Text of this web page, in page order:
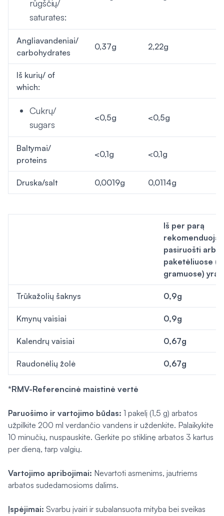
rūgščių/
saturates:
Angliavandeniai/
carbohydrates
0,37g 2,22g
Iš kurių/ of
which:
Cukrų/
sugars
<0,5g <0,5g
Baltymai/
proteins
<0,1g <0,1g
Druska/salt 0,0019g 0,0114g
Iš per parą
pasiruošti
paketėliuose
gramuose) yra
Trūkažolių šaknys 0,9g
Kmynų vaisiai 0,9g
Kalendrų vaisiai 0,67g
Raudonėlių žolė 0,67g
*RMV-Referencinė maistinė vertė
Paruošimo ir vartojimo būdas: 1 pakelį (1,5 g) arbatos
užpilkite 200 ml verdančio vandens ir uždenkite. Palaikykite
10 minučių, nuspauskite. Gerkite po stiklinę arbatos 3 kartus
per dieną, tarp valgių.
Vartojimo apribojimai: Nevartoti asmenims, jautriems
arbatos sudedamosioms dalims.
Įspėjimai: Svarbu įvairi ir subalansuota mityba bei sveikas